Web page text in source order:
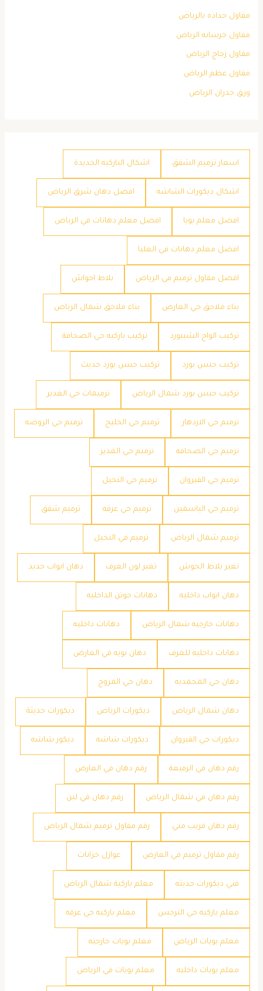
مقاول حداده بالرياض
مقاول خرسانه الرياض
مقاول زجاج الرياض
مقاول عظم الرياض
ورق جدران الرياض
اسعار ترميم الشقق اشكال الباركيه الجديدة
اشكال ديكورات الشاشه افضل دهان شرق الرياض
افضل معلم بويا افضل معلم دهانات في الرياض
افضل معلم دهانات في العليا
افضل مقاول ترميم في الرياض بلاط احواش
بناء ملاحق حي العارض بناء ملاحق شمال الرياض
تركيب الواح الشيبورد تركيب باركيه حي الصحافة
تركيب جبس بورد تركيب جبس بورد حديث
تركيب جبس بورد شمال الرياض ترميمات حي الغدير
ترميم حي الازدهار ترميم حي الخليج ترميم حي الروضه
ترميم حي الصحافه ترميم حي الغدير
ترميم حي القيروان ترميم حي النخيل
ترميم حي الياسمين ترميم حي عرقه ترميم شقق
ترميم شمال الرياض ترميم في النخيل
تغير بلاط الحوش تغير لون الغرف دهان ابواب حديد
دهان ابواب داخليه دهانات جوتن الداخليه
دهانات خارجيه شمال الرياض دهانات داخليه
دهانات داخليه للغرف دهان بويه في العارض
دهان حي المحمديه دهان حي المروج
دهان شمال الرياض ديكورات الرياض ديكورات حديثة
ديكورات حي القيروان ديكورات شاشه ديكور شاشه
رقم دهان في الرفيعة رقم دهان في العارض
رقم دهان في شمال الرياض رقم دهان في لبن
رقم دهان قريب مني رقم مقاول ترميم شمال الرياض
رقم مقاول ترميم في العارض عوازل خزانات
فني ديكورات حديثه معلم باركية شمال الرياض
معلم باركيه حي النرجس معلم باركيه حي عرقه
معلم بويات الرياض معلم بويات خارجيه
معلم بويات داخليه معلم بويات في الرياض